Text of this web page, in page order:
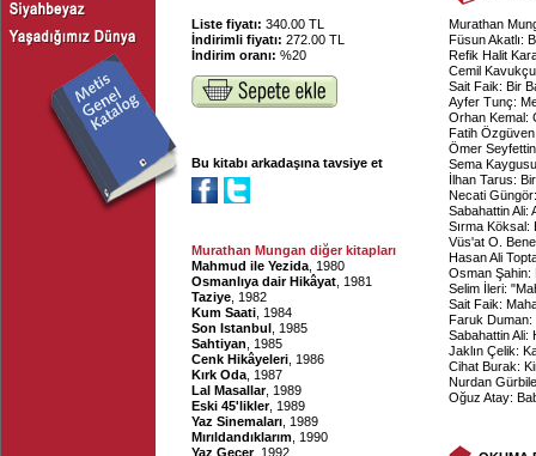
Liste fiyatı: 340.00 TL
İndirimli fiyatı: 272.00 TL
İndirim oranı: %20
Bu kitabı arkadaşına tavsiye et
Murathan Mungan diğer kitapları
Mahmud ile Yezida , 1980
Osmanlıya dair Hikâyat , 1981
Taziye , 1982
Kum Saati , 1984
Son Istanbul , 1985
Sahtiyan , 1985
Cenk Hikâyeleri , 1986
Kırk Oda , 1987
Lal Masallar, 1989
Eski 45'likler, 1989
Yaz Sinemaları , 1989
Mırıldandıklarım , 1990
Yaz Geçer, 1992
Murathan
Füsun Akatlı:
Refik Halit
Cemil
Sait Faik: Bir
Ayfer Tunç:
Orhan Kemal:
Fatih
Ömer
Sema
İlhan Tarus:
Necati
Sabahattin Ali:
Sırma Köksal:
Vüs'at O.
Hasan Ali
Osman
Selim İleri:
Sait Faik:
Faruk Duman:
Sabahattin Ali:
Jaklın Çelik:
Cihat Burak:
Nurdan
Oğuz Atay: